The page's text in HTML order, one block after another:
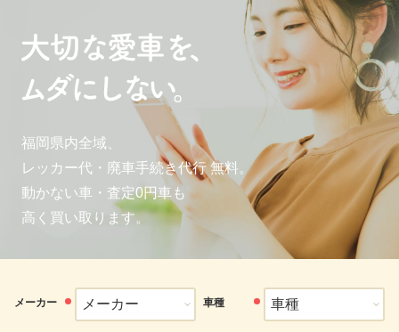
福岡県内全域、
レッカー代・廃車手続き代行 無料。
動かない車・査定0円車も
高く買い取ります。
メーカー 車種